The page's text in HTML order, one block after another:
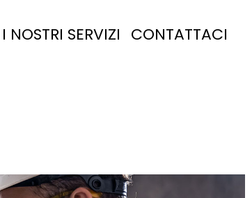
I NOSTRI SERVIZI CONTATTACI